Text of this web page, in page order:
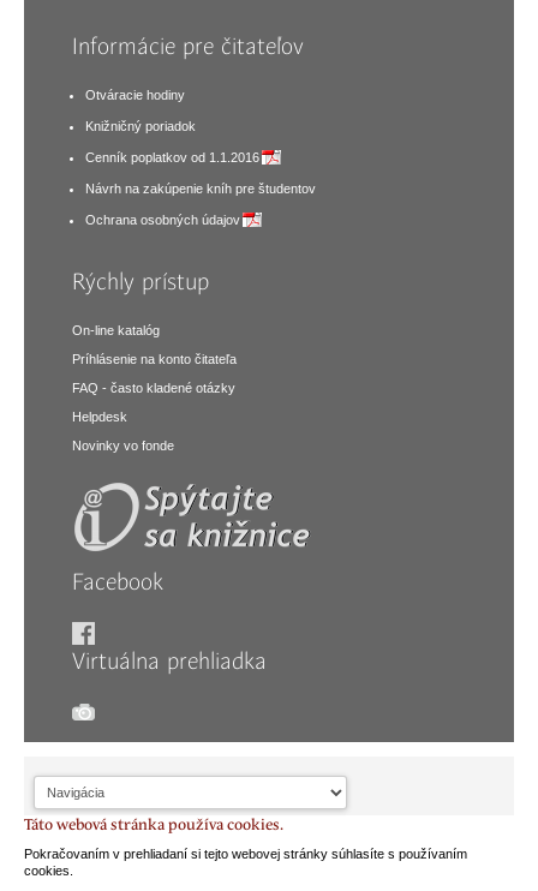
Informácie pre čitateľov
Otváracie hodiny
Knižničný poriadok
Cenník poplatkov od 1.1.2016
Návrh na zakúpenie kníh pre študentov
Ochrana osobných údajov
Rýchly prístup
On-line katalóg
Príhlásenie na konto čitateľa
FAQ - často kladené otázky
Helpdesk
Novinky vo fonde
Facebook
Virtuálna prehliadka
Táto webová stránka používa cookies.
Pokračovaním v prehliadaní si tejto webovej stránky súhlasíte s používaním
cookies.